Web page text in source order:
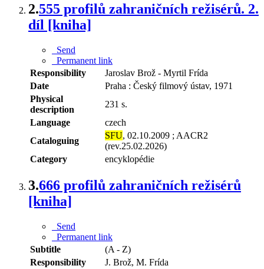
2.555 profilů zahraničních režisérů. 2.
díl [kniha]
Send
Permanent link
Responsibility
Jaroslav Brož - Myrtil Frída
Date
Praha : Český filmový ústav, 1971
Physical
description
231 s.
Language
czech
Cataloguing
SFU, 02.10.2009 ; AACR2
(rev.25.02.2026)
Category
encyklopédie
3.666 profilů zahraničních režisérů
[kniha]
Send
Permanent link
Subtitle
(A - Z)
Responsibility
J. Brož, M. Frída